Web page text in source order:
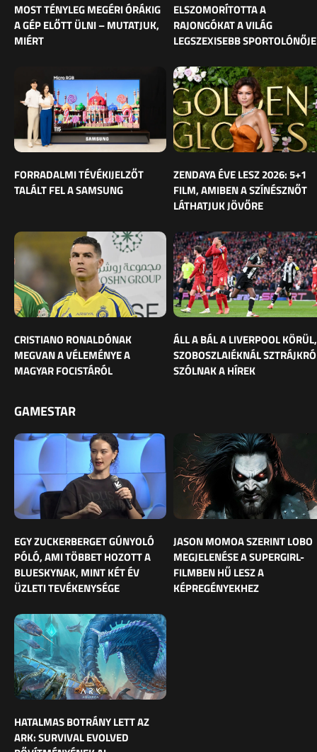
MOST TÉNYLEG MEGÉRI ÓRÁKIG
A GÉP ELŐTT ÜLNI – MUTATJUK,
MIÉRT
ELSZOMORÍTOTTA A
RAJONGÓKAT A VILÁG
LEGSZEXISEBB SPORTOLÓNŐJE
FORRADALMI TÉVÉKIJELZŐT
TALÁLT FEL A SAMSUNG
ZENDAYA ÉVE LESZ 2026: 5+1
FILM, AMIBEN A SZÍNÉSZNŐT
LÁTHATJUK JÖVŐRE
CRISTIANO RONALDÓNAK
MEGVAN A VÉLEMÉNYE A
MAGYAR FOCISTÁRÓL
ÁLL A BÁL A LIVERPOOL KÖRÜL,
SZOBOSZLAIÉKNÁL
SZÓLNAK A HÍREK
GAMESTAR
EGY ZUCKERBERGET GÚNYOLÓ
PÓLÓ, AMI TÖBBET HOZOTT A
BLUESKYNAK, MINT KÉT ÉV
ÜZLETI TEVÉKENYSÉGE
JASON MOMOA SZERINT LOBO
MEGJELENÉSE A SUPERGIRL-
FILMBEN HŰ LESZ A
KÉPREGÉNYEKHEZ
HATALMAS BOTRÁNY LETT AZ
ARK: SURVIVAL EVOLVED